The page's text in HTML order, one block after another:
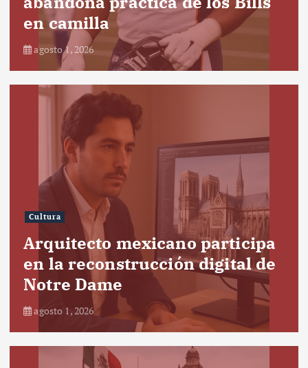
en camilla
agosto 1, 2026
Cultura
Arquitecto mexicano participa
en la reconstrucción digital de
Notre Dame
agosto 1, 2026